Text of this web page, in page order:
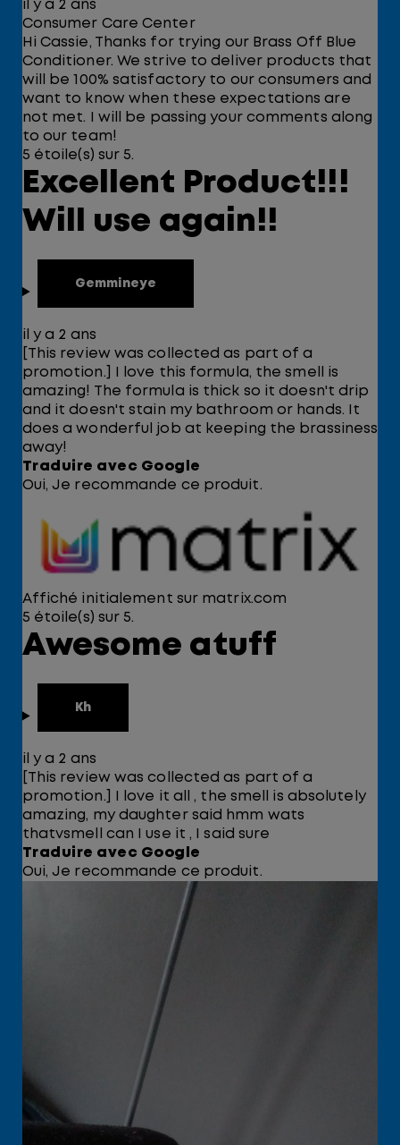
il y a 2 ans
Consumer Care Center
Hi Cassie, Thanks for trying our Brass Off Blue
Conditioner. We strive to deliver products that
will be 100% satisfactory to our consumers and
want to know when these expectations are
not met. I will be passing your comments along
to our team!
5 étoile(s) sur 5.
Excellent Product!!!
Will use again!!
Gemmineye
il y a 2 ans
[This review was collected as part of a
promotion.] I love this formula, the smell is
amazing! The formula is thick so it doesn't drip
and it doesn't stain my bathroom or hands. It
does a wonderful job at keeping the brassiness
away!
Traduire avec Google
Oui, Je recommande ce produit.
Affiché initialement sur matrix.com
5 étoile(s) sur 5.
Awesome atuff
Kh
il y a 2 ans
[This review was collected as part of a
promotion.] I love it all , the smell is absolutely
amazing, my daughter said hmm wats
thatvsmell can I use it , I said sure
Traduire avec Google
Oui, Je recommande ce produit.